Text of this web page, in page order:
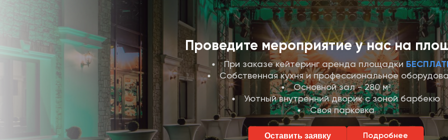
Проведите мероприятие у нас на
При заказе кейтеринг аренда площадки
Собственная кухня и профессиональное
Основной зал - 280 м²
Уютный внутренний дворик с зоной барбекю
Своя парковка
Оставить заявку Подробнее